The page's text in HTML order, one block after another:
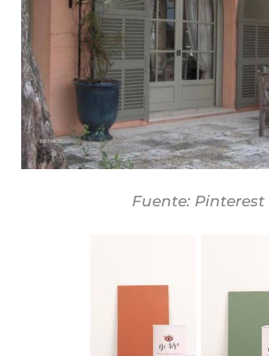
Fuente: Pinterest